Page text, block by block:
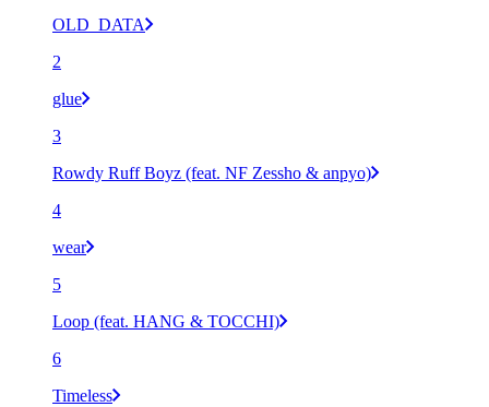
OLD_DATA
2
glue
3
Rowdy Ruff Boyz (feat. NF Zessho & anpyo)
4
wear
5
Loop (feat. HANG & TOCCHI)
6
Timeless